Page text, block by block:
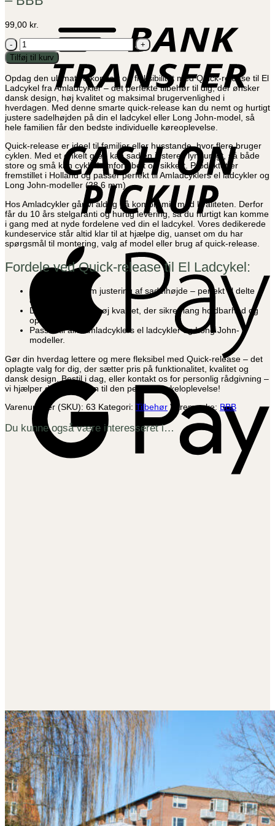
99,00 kr.
Quick-
release
til
Ladcykel
eller
Long
John
-
BBB
antal
Tilføj til kurv
Opdag den ultimative komfort og fleksibilitet med Quick-release til El
Ladcykel fra Amladcykler – det perfekte tilbehør til dig, der ønsker
dansk design, høj kvalitet og maksimal brugervenlighed i
hverdagen. Med denne smarte quick-release kan du nemt og hurtigt
justere sadelhøjden på din el ladcykel eller Long John-model, så
hele familien får den bedste individuelle køreoplevelse.
Quick-release er ideel til familier eller husstande, hvor flere bruger
cyklen. Med et enkelt greb kan sadlen justeres lynhurtigt, så både
store og små kan cykle komfortabelt og sikkert. Produktet er
fremstillet i Holland og passer perfekt til Amladcyklers el ladcykler og
Long John-modeller (28,6 mm).
Hos Amladcykler går vi aldrig på kompromis med kvaliteten. Derfor
får du 10 års stelgaranti og hurtig levering, så du hurtigt kan komme
i gang med at nyde fordelene ved din el ladcykel. Vores dedikerede
kundeservice står altid klar til at hjælpe dig, uanset om du har
spørgsmål til montering, valg af model eller brug af quick-release.
Fordele ved Quick-release til El Ladcykel:
Lynhurtig og nem justering af sadelhøjde – perfekt til delte
cykler i familien.
Dansk design og høj kvalitet, der sikrer lang holdbarhed og
optimal komfort.
Passer til alle Amladcyklers el ladcykler og Long John-
modeller.
Gør din hverdag lettere og mere fleksibel med Quick-release – det
oplagte valg for dig, der sætter pris på funktionalitet, kvalitet og
dansk design. Bestil i dag, eller kontakt os for personlig rådgivning –
vi hjælper dig hele vejen til den perfekte cykeloplevelse!
Varenummer (SKU): 63 Kategori: Tilbehør Varemærke: BBB
Du kunne også være interesseret i…